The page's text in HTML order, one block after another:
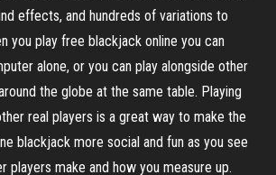
effects, and hundreds of variations to
you play free blackjack online you can
alone, or you can play alongside other
the globe at the same table. Playing
real players is a great way to make the
blackjack more social and fun as you see
players make and how you measure up.